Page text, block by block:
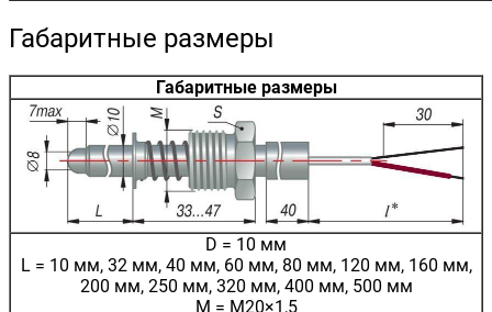
Габаритные размеры
Габаритные размеры
D = 10 мм
L = 10 мм, 32 мм, 40 мм, 60 мм, 80 мм, 120 мм, 160 мм,
200 мм, 250 мм, 320 мм, 400 мм, 500 мм
М = М20×1,5